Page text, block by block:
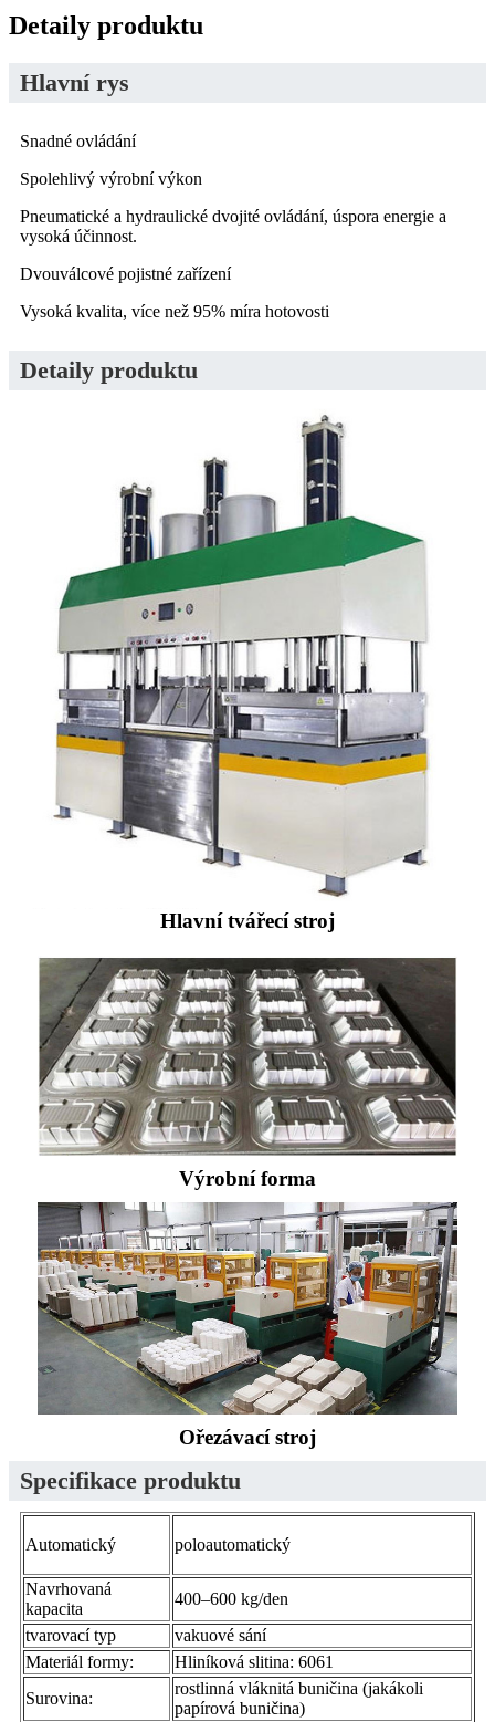
Detaily produktu
Hlavní rys
Snadné ovládání
Spolehlivý výrobní výkon
Pneumatické a hydraulické dvojité ovládání, úspora energie a
vysoká účinnost.
Dvouválcové pojistné zařízení
Vysoká kvalita, více než 95% míra hotovosti
Detaily produktu
Hlavní tvářecí stroj
Výrobní forma
Ořezávací stroj
Specifikace produktu
Automatický poloautomatický
Navrhovaná
kapacita
400–600 kg/den
tvarovací typ
vakuové sání
Materiál formy:
Hliníková slitina: 6061
Surovina:
rostlinná vláknitá buničina (jakákoli
papírová buničina)